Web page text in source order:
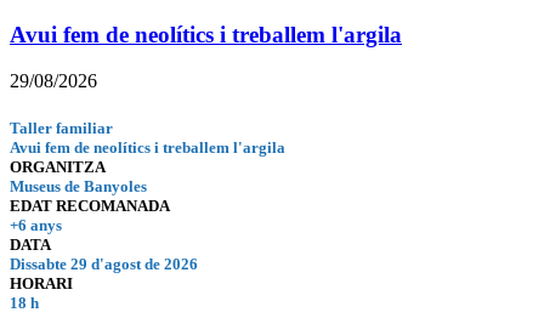
Avui fem de neolítics i treballem l'argila
29/08/2026
Taller familiar
Avui fem de neolítics i treballem l'argila
ORGANITZA
Museus de Banyoles
EDAT RECOMANADA
+6 anys
DATA
Dissabte 29 d'agost de 2026
HORARI
18 h